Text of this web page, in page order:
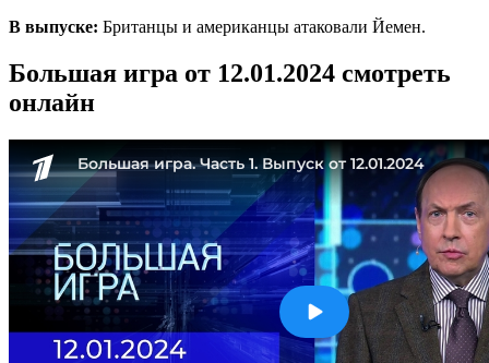
В выпуске: Британцы и американцы атаковали Йемен.
Большая игра от 12.01.2024 смотреть
онлайн